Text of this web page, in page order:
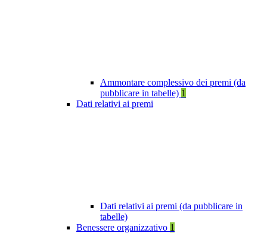
Ammontare complessivo dei premi (da
pubblicare in tabelle) 1
Dati relativi ai premi
Dati relativi ai premi (da pubblicare in
tabelle)
Benessere organizzativo 1